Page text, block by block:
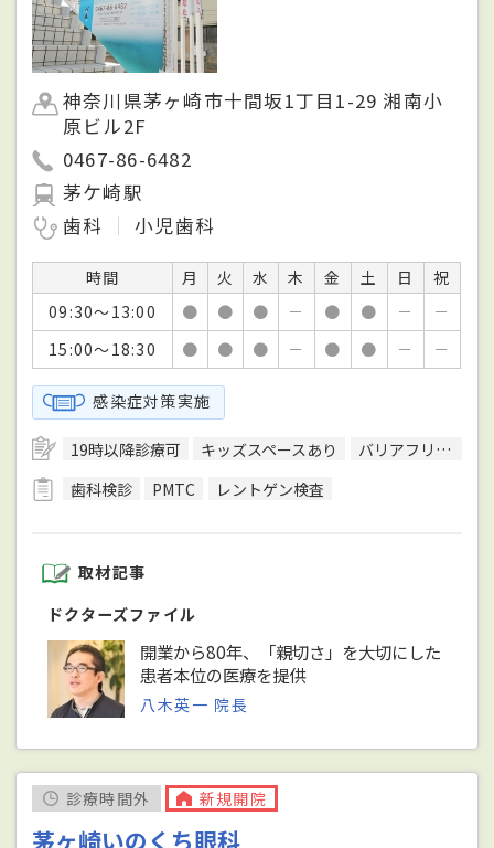
神奈川県茅ヶ崎市十間坂1丁目1-29 湘南小
原ビル2F
0467-86-6482
茅ケ崎駅
歯科
小児歯科
時間 月 火 水 木 金 土 日
祝
09:30～13:00
● ● ● － ● ● －
－
15:00～18:30
● ● ● － ● ● － －
感染症対策実施
19時以降診療可 キッズスペースあり
バリアフリー対応
歯科検診
PMTC レントゲン検査
取材記事
ドクターズファイル
開業から80年、「親切さ」を大切にした
患者本位の医療を提供
八木英一 院長
診療時間外 新規開院
茅ヶ崎いのくち眼科